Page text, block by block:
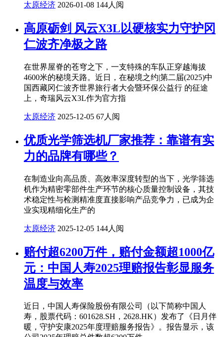
太原经济 2026-01-08 144人阅
高原砺剑 风云X3L以硬核实力守护冈
仁波齐净极之路
在世界屋脊的苍穹之下，一支特殊的车队正穿越海拔
4600米的秘境天路。近日，在秘境之约|第二届(2025)中
国西藏冈仁波齐世界旅行者大会暨环保公益行 的征途
上，奇瑞风云X3L作为官方指
太原经济 2025-12-05 67人阅
优质光学筛选机厂家推荐：靠谱有实
力的品牌有哪些？
在制造业向高品质、高效率深度转型的当下，光学筛选
机作为精密零部件生产环节的核心质量控制设备，其技
术稳定性与检测精准度直接影响产品竞争力，已成为企
业实现精细化生产的
太原经济 2025-12-05 144人阅
赔付超6200万件，赔付金额超1000亿
元：中国人寿2025理赔报告彰显服务
温度与效率
近日，中国人寿保险股份有限公司（以下简称中国人
寿，股票代码：601628.SH，2628.HK）发布了《日月伴
暖，守护安康2025年度理赔服务报告》。报告显示，该